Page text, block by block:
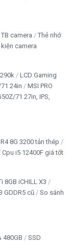
camera
Thẻ nhớ
kiện camera
LCD Gaming
24in
MSI PRO
71 27in, IPS,
8G 3200 tản thép
Cpu i5 12400F giá tốt
8GB iCHILL X3
GDDR5 cũ
So sánh
480GB
SSD